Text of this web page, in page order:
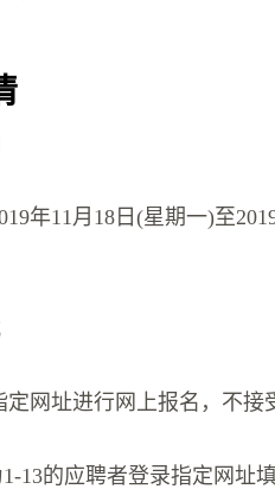
年11月18日(星期一)至
网址进行网上报名，不接
13的应聘者登录指定网址